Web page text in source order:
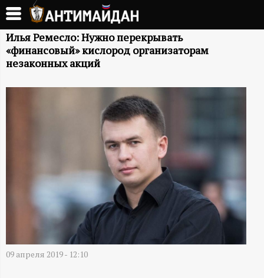
Перейти
основному
содержанию
А
Н
Т
А
Илья Ремесло: Нужно перекрывать
«финансовый» кислород организаторам
незаконных акций
09 апреля 2019 - 12:10